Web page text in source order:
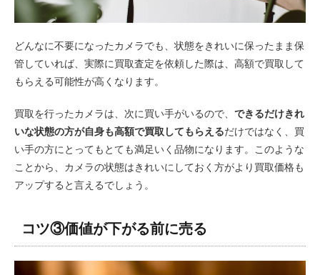
どんなに不要になったカメラでも、状態をきれいに保ったまま保
管していれば、実際に買取査定を依頼した際は、高額で買取して
もらえる可能性が高くなります。
買取を行ったカメラは、次に買い手がいるので、 できるだけきれ
いな状態の方が自身も高額で買取してもらえるだけではなく、買
い手の方にとってもとても満足いく品物になります。このような
ことから、カメラの状態はきれいにしておく方がより買取価格も
アップすると言えるでしょう。
コツ③価値が下がる前に売る